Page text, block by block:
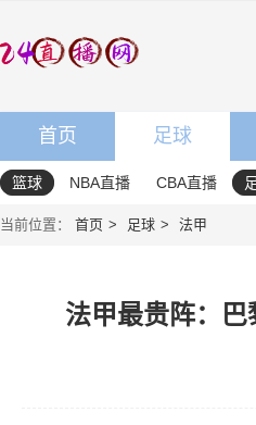
首页 足球
篮球 NBA直播 CBA直播
当前位置： 首页 足球 法甲
法甲最贵阵：巴